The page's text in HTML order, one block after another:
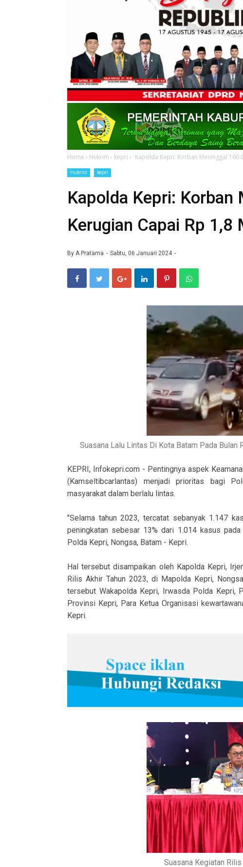
Home › Hukrim › kepri › Kapolda Kepri: Korban Meninggal 160
Hukrim kepri
Kapolda Kepri: Korban
Kerugian Capai Rp 1,8
By A Pratama Sabtu, 06 Januari 2024
Suasana Lalu Lintas Di Kota Batam Pada
KEPRI, Infokepri.com - Pentingnya aspek
(Kamseltibcarlantas) menjadi prioritas bagi
masyarakat dalam berlalu lintas.
"Selama tahun 2023, tercatat sebanyak 1.147
peningkatan sebesar 13% dari 1.014 kasus
Polda Kepri, Nongsa, Batam - Kepri.
Hal tersebut disampaikan oleh Kapolda Kepri,
Rilis Akhir Tahun 2023, di Mapolda Kepri,
tersebut Wakapolda Kepri, Irwasda Polda Kepri,
Provinsi Kepri, Para Ketua Organisasi
Kepri.
Suasana Kegiatan